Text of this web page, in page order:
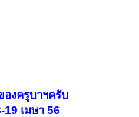
องครูบาฯครับ
เมษา 56